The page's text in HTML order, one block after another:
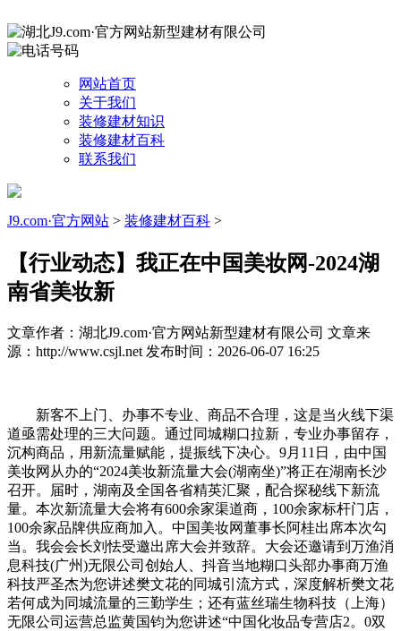
网站首页
关于我们
装修建材知识
装修建材百科
联系我们
J9.com·官方网站 > 装修建材百科 >
【行业动态】我正在中国美妆网-2024湖
南省美妆新
文章作者：湖北J9.com·官方网站新型建材有限公司 文章来
源：http://www.csjl.net 发布时间：2026-06-07 16:25
新客不上门、办事不专业、商品不合理，这是当火线下渠
道亟需处理的三大问题。通过同城糊口拉新，专业办事留存，
沉构商品，用新流量赋能，提振线下决心。9月11日，由中国
美妆网从办的“2024美妆新流量大会(湖南坐)”将正在湖南长沙
召开。届时，湖南及全国各省精英汇聚，配合探秘线下新流
量。本次新流量大会将有600余家渠道商，100余家标杆门店，
100余家品牌供应商加入。中国美妆网董事长阿桂出席本次勾
当。我会会长刘怯受邀出席大会并致辞。大会还邀请到万渔消
息科技(广州)无限公司创始人、抖音当地糊口头部办事商万渔
科技严圣杰为您讲述樊文花的同城引流方式，深度解析樊文花
若何成为同城流量的三勤学生；还有蓝丝瑞生物科技（上海）
无限公司运营总监黄国钧为您讲述“中国化妆品专营店2。0双